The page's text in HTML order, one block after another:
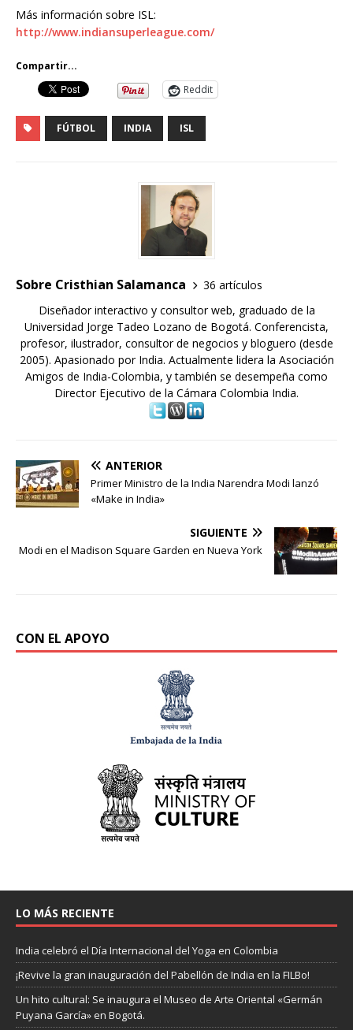
Más información sobre ISL:
http://www.indiansuperleague.com/
Compartir...
Reddit
FÚTBOL INDIA ISL
Sobre Cristhian Salamanca
36 artículos
Diseñador interactivo y consultor web, graduado de la
Universidad Jorge Tadeo Lozano de Bogotá. Conferencista,
profesor, ilustrador, consultor de negocios y bloguero (desde
2005). Apasionado por India. Actualmente lidera la Asociación
Amigos de India-Colombia, y también se desempeña como
Director Ejecutivo de la Cámara Colombia India.
ANTERIOR
Primer Ministro de la India Narendra Modi lanzó
«Make in India»
SIGUIENTE
Modi en el Madison Square Garden en Nueva York
CON EL APOYO
LO MÁS RECIENTE
India celebró el Día Internacional del Yoga en Colombia
¡Revive la gran inauguración del Pabellón de India en la FILBo!
Un hito cultural: Se inaugura el Museo de Arte Oriental «Germán
Puyana García» en Bogotá.